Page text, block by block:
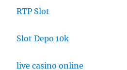
RTP Slot
Slot Depo 10k
live casino online